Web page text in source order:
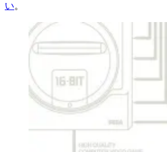
い。